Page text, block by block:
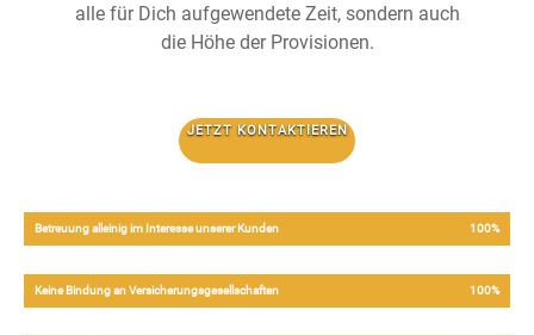
Betreuung alleinig im Interesse unserer Kunden 100%
Keine Bindung an Versicherungsgesellschaften 100%
alle für Dich aufgewendete Zeit, sondern auch
die Höhe der Provisionen.
JETZT KONTAKTIEREN